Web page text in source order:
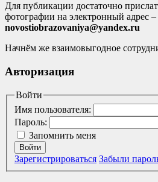
Для публикации достаточно
фотографии на электронный адрес –
novostiobrazovaniya@yandex.ru
Начнём же взаимовыгодное
Авторизация
Войти
Имя пользователя:
Пароль:
Запомнить меня
Войти
Зарегистрироваться Забыли